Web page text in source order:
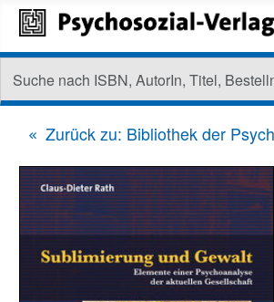
Zurück zu: Bibliothek der